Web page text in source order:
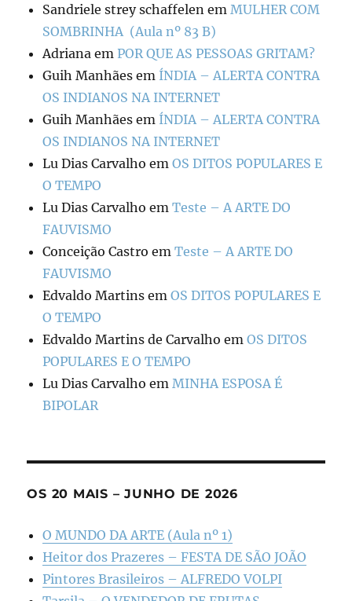
Sandriele strey schaffelen em MULHER COM
SOMBRINHA (Aula nº 83 B)
Adriana em POR QUE AS PESSOAS GRITAM?
Guih Manhães em ÍNDIA – ALERTA CONTRA
OS INDIANOS NA INTERNET
Guih Manhães em ÍNDIA – ALERTA CONTRA
OS INDIANOS NA INTERNET
Lu Dias Carvalho emOS DITOS POPULARES E
O TEMPO
Lu Dias Carvalho emTeste – A ARTE DO
FAUVISMO
Conceição Castro emTeste – A ARTE DO
FAUVISMO
Edvaldo Martins emOS DITOS POPULARES E
O TEMPO
Edvaldo Martins de Carvalho emOS DITOS
POPULARES E O TEMPO
Lu Dias Carvalho em MINHA ESPOSA É
BIPOLAR
OS 20 MAIS – JUNHO DE 2026
O MUNDO DA ARTE (Aula nº 1)
Heitor dos Prazeres – FESTA DE SÃO JOÃO
Pintores Brasileiros – ALFREDO VOLPI